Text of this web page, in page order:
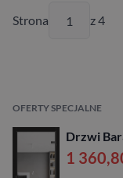
Strona z 4
OFERTY SPECJALNE
Drzwi
1